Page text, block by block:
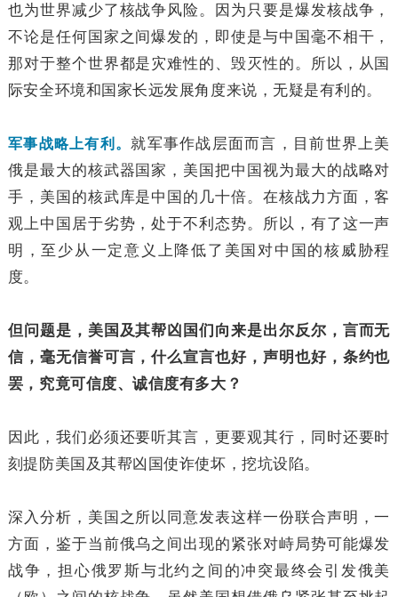
也为世界减少了核战争风险。因为只要是爆发核战争，
不论是任何国家之间爆发的，即使是与中国毫不相干，
那对于整个世界都是灾难性的、毁灭性的。所以，从国
际安全环境和国家长远发展角度来说，无疑是有利的。
军事战略上有利。就军事作战层面而言，目前世界上美
俄是最大的核武器国家，美国把中国视为最大的战略对
手，美国的核武库是中国的几十倍。在核战力方面，客
观上中国居于劣势，处于不利态势。所以，有了这一声
明，至少从一定意义上降低了美国对中国的核威胁程
度。
但问题是，美国及其帮凶国们向来是出尔反尔，言而无
信，毫无信誉可言，什么宣言也好，声明也好，条约也
罢，究竟可信度、诚信度有多大？
因此，我们必须还要听其言，更要观其行，同时还要时
刻提防美国及其帮凶国使诈使坏，挖坑设陷。
深入分析，美国之所以同意发表这样一份联合声明，一
方面，鉴于当前俄乌之间出现的紧张对峙局势可能爆发
战争，担心俄罗斯与北约之间的冲突最终会引发俄美